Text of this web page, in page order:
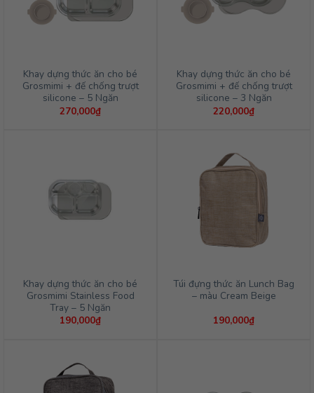
Khay dựng thức ăn cho bé
Grosmimi + đế chống trượt
silicone – 5 Ngăn
270,000₫
Khay dựng thức ăn cho bé
Grosmimi + đế chống trượt
silicone – 3 Ngăn
220,000₫
Khay dựng thức ăn cho bé
Grosmimi Stainless Food
Tray – 5 Ngăn
190,000₫
Túi đựng thức ăn Lunch Bag
– màu Cream Beige
190,000₫